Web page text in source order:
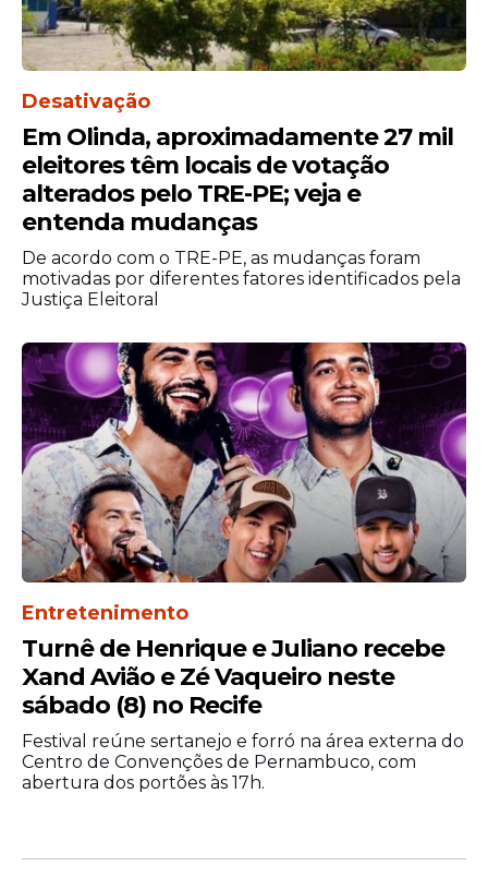
em condições de vulnerabilidade
econômica.
considerado fundamental para orientar
políticas públicas, programas de
transferência de renda e ações voltadas à
inclusão produtiva e à redução das
desigualdades sociais.
A Pesquisa Nacional por Amostra de
Domicílios Contínua, utilizada como base
para o estudo, é uma das principais
referências estatísticas do país para medir
renda, emprego e condições de vida da
população brasileira.
Desativação
Em Olinda, aproximadamente 27 mil
eleitores têm locais de votação
alterados pelo TRE-PE; veja e
entenda mudanças
De acordo com o TRE-PE, as mudanças foram
motivadas por diferentes fatores identificados pela
Justiça Eleitoral
Entretenimento
Turnê de Henrique e Juliano recebe
Xand Avião e Zé Vaqueiro neste
sábado (8) no Recife
Festival reúne sertanejo e forró na área externa do
Centro de Convenções de Pernambuco, com
abertura dos portões às 17h.